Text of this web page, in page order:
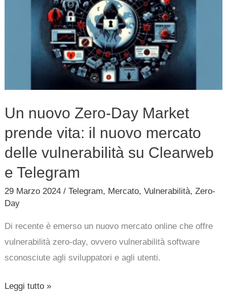
Un nuovo Zero-Day Market
prende vita: il nuovo mercato
delle vulnerabilità su Clearweb
e Telegram
29 Marzo 2024/Telegram, Mercato,Vulnerabilità,Zero-
Day
Di recente è emerso un nuovo mercato online che offre
vulnerabilità zero-day, ovvero vulnerabilità software
sconosciute agli sviluppatori e agli utenti.
mercato
delle
vulnerabilità
Clearweb
e
Telegram
Leggi tutto »